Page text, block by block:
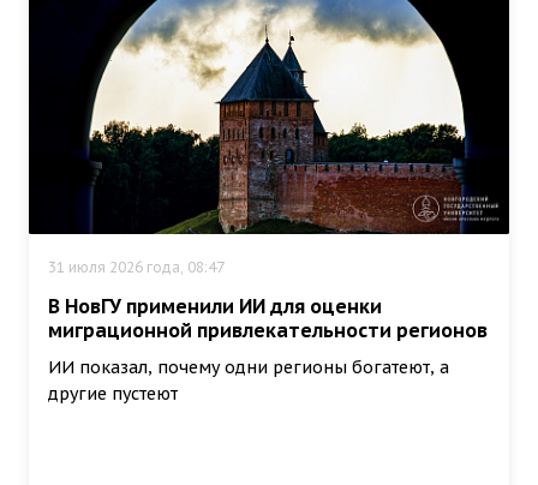
31 июля 2026 года, 08:47
В НовГУ применили ИИ для оценки
миграционной привлекательности регионов
ИИ показал, почему одни регионы богатеют, а
другие пустеют